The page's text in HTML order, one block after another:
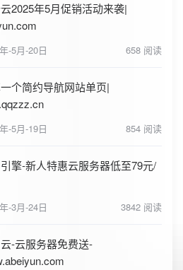
2025年5月促销活动来袭|
-5月-20日 658 阅读
个简约导航网站单页|
-5月-19日 854 阅读
擎-新人特惠云服务器低至79元/
-3月-24日 3842 阅读
-云服务器免费送-